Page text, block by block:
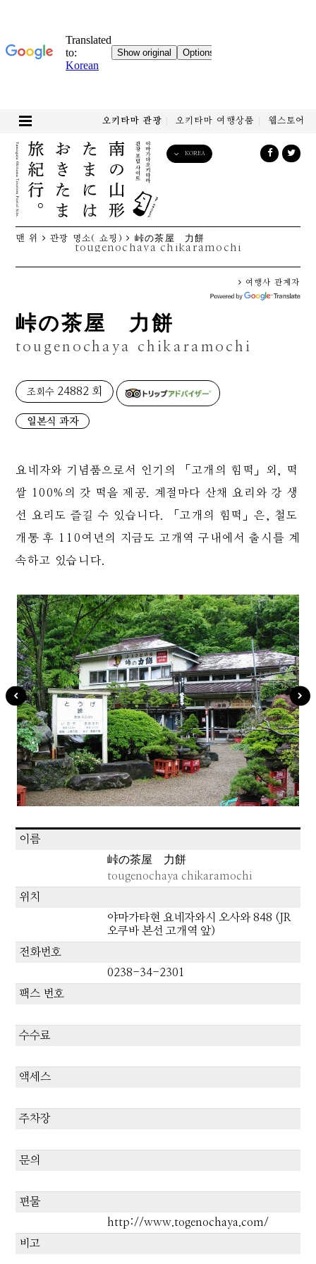
오키타마 관광 오키타마 여행상품 웹스토어
KOREA
맨 위 관광 명소( 쇼핑) 峠の茶屋 力餅
tougenochaya chikaramochi
여행사 관계자
峠の茶屋 力餅
tougenochaya chikaramochi
조회수 24882 회
일본식 과자
요네자와 기념품으로서 인기의 「고개의 힘떡」외, 떡
쌀 100%의 갓 떡을 제공. 계절마다 산채 요리와 강 생
선 요리도 즐길 수 있습니다. 「고개의 힘떡」은, 철도
개통 후 110여년의 지금도 고개역 구내에서 출시를 계
속하고 있습니다.
이름
峠の茶屋 力餅
tougenochaya chikaramochi
위치
야마가타현 요네자와시 오사와 848 (JR
오쿠바 본선 고개역 앞)
전화번호
0238-34-2301
팩스 번호
수수료
액세스
주차장
문의
편물
http://www.togenochaya.com/
비고